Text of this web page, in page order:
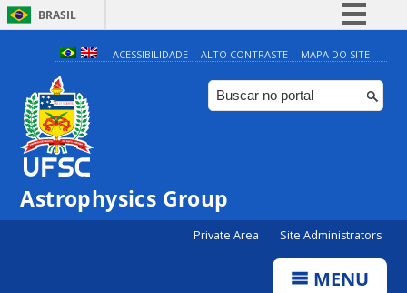
BRASIL
Simplifique!
Comunica BR
Participe
ACESSIBILIDADE ALTO CONTRASTE MAPA DO SITE
Astrophysics Group
Private Area Site Administrators
MENU